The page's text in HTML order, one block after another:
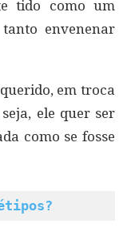
tido como um
envenenar
em troca
ele quer ser
como se fosse